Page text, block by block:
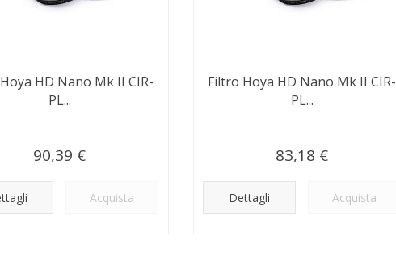
HD Nano Mk II CIR-
PL...
90,39 €
Acquista
Filtro Hoya HD Nano Mk II CIR-
PL...
83,18 €
Dettagli Acquista